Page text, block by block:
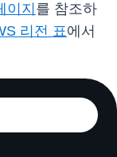
이지 를 참조하
리전 표에서